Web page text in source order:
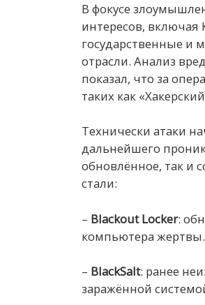
В фокусе
интересов, включая
государственные и
отрасли. Анализ
показал, что за
таких как
Технически атаки
дальнейшего
обновлённое, так и
стали:
– Blackout Locker:
компьютера жертвы.
– BlackSalt: ранее
заражённой